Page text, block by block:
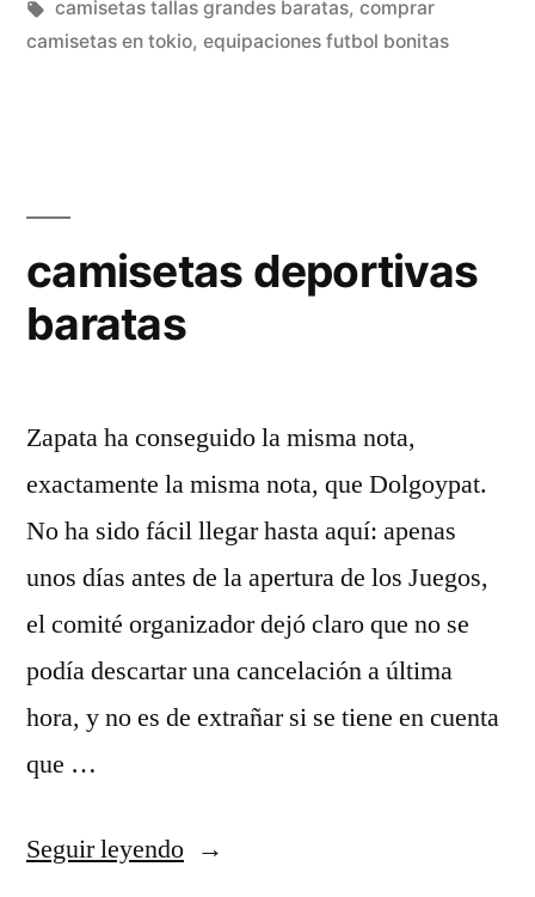
en
Etiquetas:
camisetas tallas grandes baratas, comprar
camisetas en tokio, equipaciones futbol bonitas
camisetas deportivas
baratas
Zapata ha conseguido la misma nota,
exactamente la misma nota, que Dolgoypat.
No ha sido fácil llegar hasta aquí: apenas
unos días antes de la apertura de los Juegos,
el comité organizador dejó claro que no se
podía descartar una cancelación a última
hora, y no es de extrañar si se tiene en cuenta
que …
Seguir leyendo«camisetas